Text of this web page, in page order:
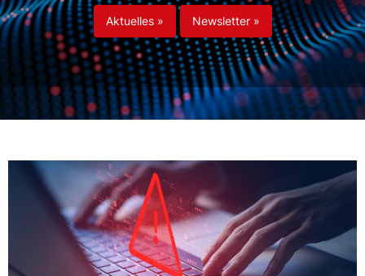
Aktuelles » Newsletter »